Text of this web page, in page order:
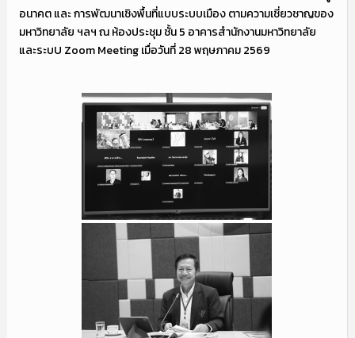
อนาคต และ การพัฒนาเชิงพื้นที่แบบระบบเมือง ตามความเชี่ยวชาญของ
มหาวิทยาลัย ฯลฯ ณ ห้องประชุม ชั้น 5 อาคารสำนักงานมหาวิทยาลัย
และระบU Zoom Meeting เมื่อวันที่ 28 พฤษภาคม 2569